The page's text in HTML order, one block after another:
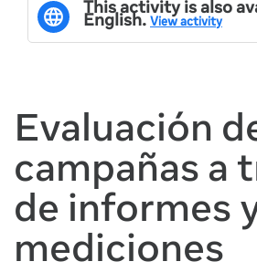
This activity is also
English. View activity
Evaluación
campañas a
de informes
mediciones